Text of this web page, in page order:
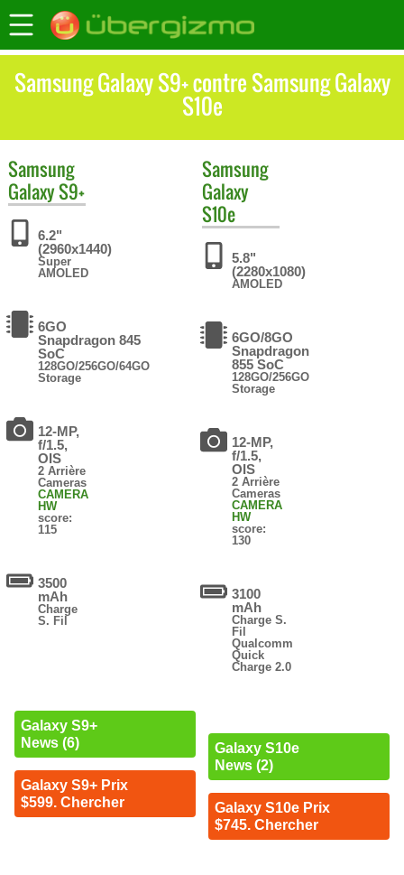
Samsung Galaxy S9+ contre Samsung Galaxy
S10e
Samsung
Galaxy S9+
6.2"
(2960x1440)
Super
AMOLED
6GO
Snapdragon 845
SoC
128GO/256GO/64GO
Storage
12-MP,
f/1.5,
OIS
2 Arrière
Cameras
CAMERA
HW
score:
115
3500
mAh
Charge
S. Fil
Galaxy S9+
News (6)
Galaxy S9+ Prix
$599. Chercher
Samsung
Galaxy
S10e
5.8"
(2280x1080)
AMOLED
6GO/8GO
Snapdragon
855 SoC
128GO/256GO
Storage
12-MP,
f/1.5,
OIS
2 Arrière
Cameras
CAMERA
HW
score:
130
3100
mAh
Charge S.
Fil
Qualcomm
Quick
Charge 2.0
Galaxy S10e
News (2)
Galaxy S10e Prix
$745. Chercher